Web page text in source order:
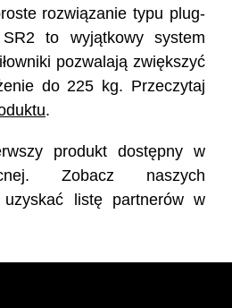
rozwiązanie typu plug-
to wyjątkowy system
pozwalają zwiększyć
do 225 kg. Przeczytaj
.
produkt dostępny w
Zobacz naszych
listę partnerów w